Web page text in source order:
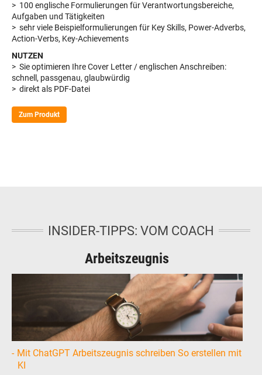
> 100 englische Formulierungen für Verantwortungsbereiche,
Aufgaben und Tätigkeiten
> sehr viele Beispielformulierungen für Key Skills, Power-Adverbs,
Action-Verbs, Key-Achievements
NUTZEN
> Sie optimieren Ihre Cover Letter / englischen Anschreiben:
schnell, passgenau, glaubwürdig
> direkt als PDF-Datei
Zum Produkt
INSIDER-TIPPS: VOM COACH
Arbeitszeugnis
Mit ChatGPT Arbeitszeugnis schreiben So erstellen mit
KI